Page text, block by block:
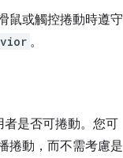
鼠或觸控捲動時遵守
。
是否可捲動。您可
捲動，而不需考慮是